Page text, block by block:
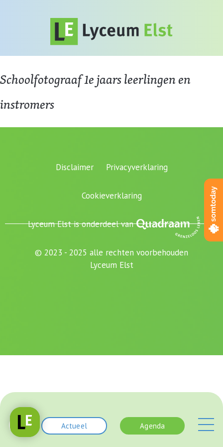
Actueel Agenda
Schoolfotograaf 1e jaars leerlingen en
instromers
Disclaimer Privacyverklaring
Cookieverklaring
Lyceum Elst is onderdeel van
© 2023 - 2025 alle rechten voorbehouden
Lyceum Elst